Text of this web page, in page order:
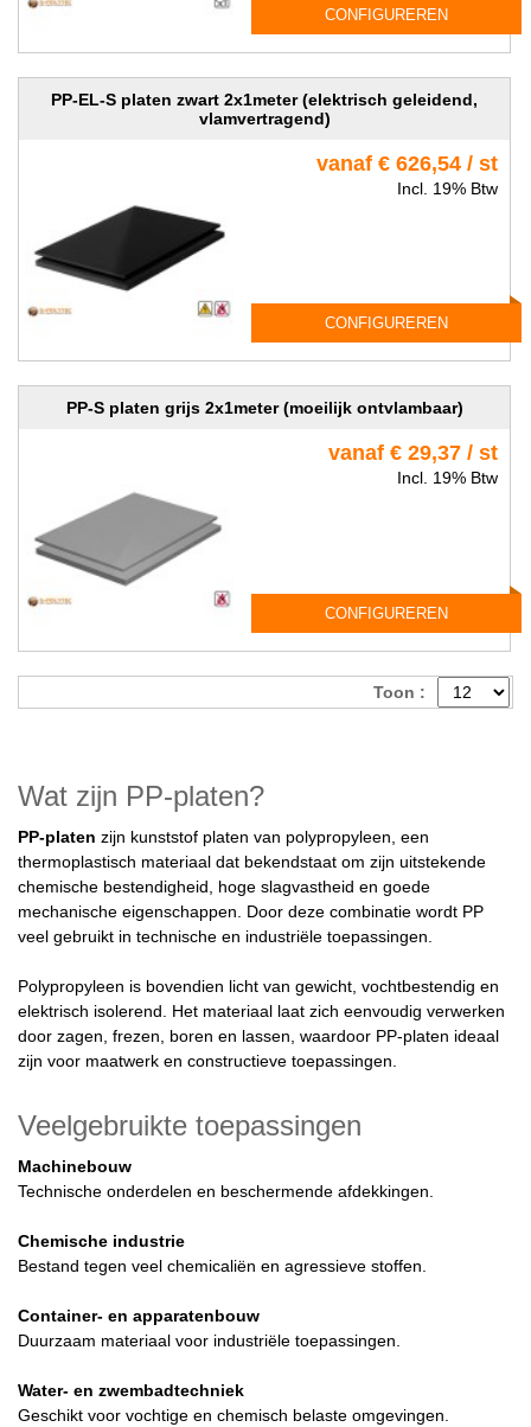
CONFIGUREREN
PP-EL-S platen zwart 2x1meter (elektrisch geleidend,
vlamvertragend)
vanaf € 626,54 / st
Incl. 19% Btw
CONFIGUREREN
PP-S platen grijs 2x1meter (moeilijk ontvlambaar)
vanaf € 29,37 / st
Incl. 19% Btw
CONFIGUREREN
Toon :
Wat zijn PP-platen?
PP-platen zijn kunststof platen van polypropyleen, een
thermoplastisch materiaal dat bekendstaat om zijn uitstekende
chemische bestendigheid, hoge slagvastheid en goede
mechanische eigenschappen. Door deze combinatie wordt PP
veel gebruikt in technische en industriële toepassingen.
Polypropyleen is bovendien licht van gewicht, vochtbestendig en
elektrisch isolerend. Het materiaal laat zich eenvoudig verwerken
door zagen, frezen, boren en lassen, waardoor PP-platen ideaal
zijn voor maatwerk en constructieve toepassingen.
Veelgebruikte toepassingen
Machinebouw
Technische onderdelen en beschermende afdekkingen.
Chemische industrie
Bestand tegen veel chemicaliën en agressieve stoffen.
Container- en apparatenbouw
Duurzaam materiaal voor industriële toepassingen.
Water- en zwembadtechniek
Geschikt voor vochtige en chemisch belaste omgevingen.